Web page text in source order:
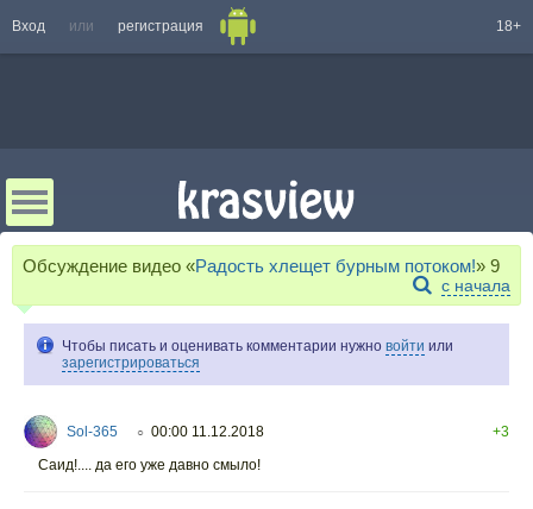
Вход или регистрация 18+
Обсуждение видео «Радость хлещет бурным потоком!» 9
с начала
Чтобы писать и оценивать комментарии нужно войти или
зарегистрироваться
Sol-365 ○ 00:00 11.12.2018
+3
Саид!.... да его уже давно смыло!